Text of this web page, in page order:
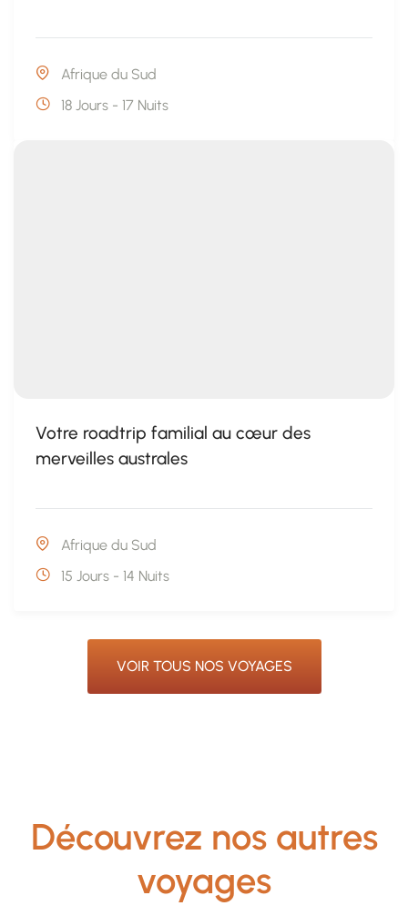
Afrique du Sud
18 Jours - 17 Nuits
Votre roadtrip familial au cœur des
merveilles australes
Afrique du Sud
15 Jours - 14 Nuits
VOIR TOUS NOS VOYAGES
Découvrez nos autres
voyages